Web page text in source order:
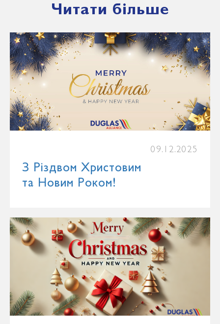
Читати більше
09.12.2025
З Різдвом Христовим
та Новим Роком!